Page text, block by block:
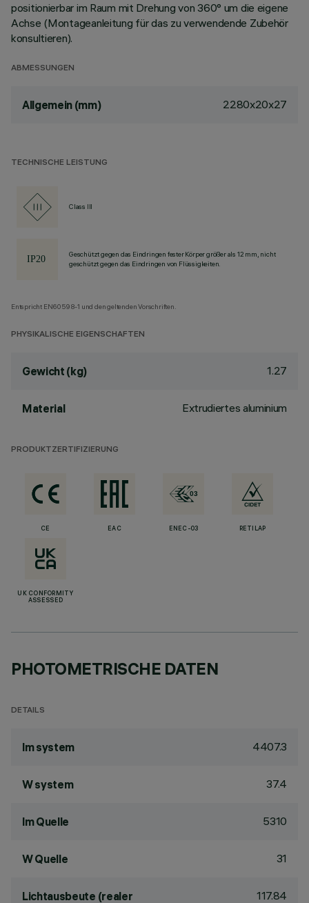
positionierbar im Raum mit Drehung von 360° um die eigene
Achse (Montageanleitung für das zu verwendende Zubehör
konsultieren).
ABMESSUNGEN
Allgemein (mm) 2280x20x27
TECHNISCHE LEISTUNG
Class III
Geschützt gegen das Eindringen fester Körper größer als 12 mm, nicht
geschützt gegen das Eindringen von Flüssigkeiten.
Entspricht EN60598-1 und den geltenden Vorschriften.
PHYSIKALISCHE EIGENSCHAFTEN
Gewicht (kg) 1.27
Material Extrudiertes aluminium
PRODUKTZERTIFIZIERUNG
CE EAC ENEC-03 RETILAP
UK CONFORMITY
ASSESSED
PHOTOMETRISCHE DATEN
DETAILS
lm system 4407.3
W system 37.4
lm Quelle 5310
W Quelle 31
Lichtausbeute (realer 117.84